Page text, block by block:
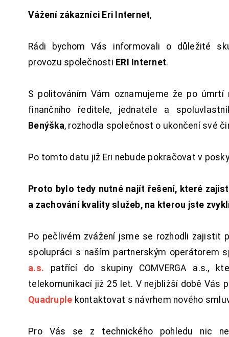
Vážení zákazníci Eri Internet,
Rádi bychom Vás informovali o důležité
provozu společnosti ERI Internet.
S politováním Vám oznamujeme že po úmrtí
finančního ředitele, jednatele a
Benýška, rozhodla společnost o ukončení své
Po tomto datu již Eri nebude pokračovat v
Proto bylo tedy nutné najít řešení, které
a zachování kvality služeb, na kterou jste
Po pečlivém zvážení jsme se rozhodli zajistit
spolupráci s naším partnerským operátorem
a.s. patřící do skupiny COMVERGA a.s.,
telekomunikací již 25 let. V nejbližší době Vás
Quadruple kontaktovat s návrhem nového
Pro Vás se z technického pohledu nic